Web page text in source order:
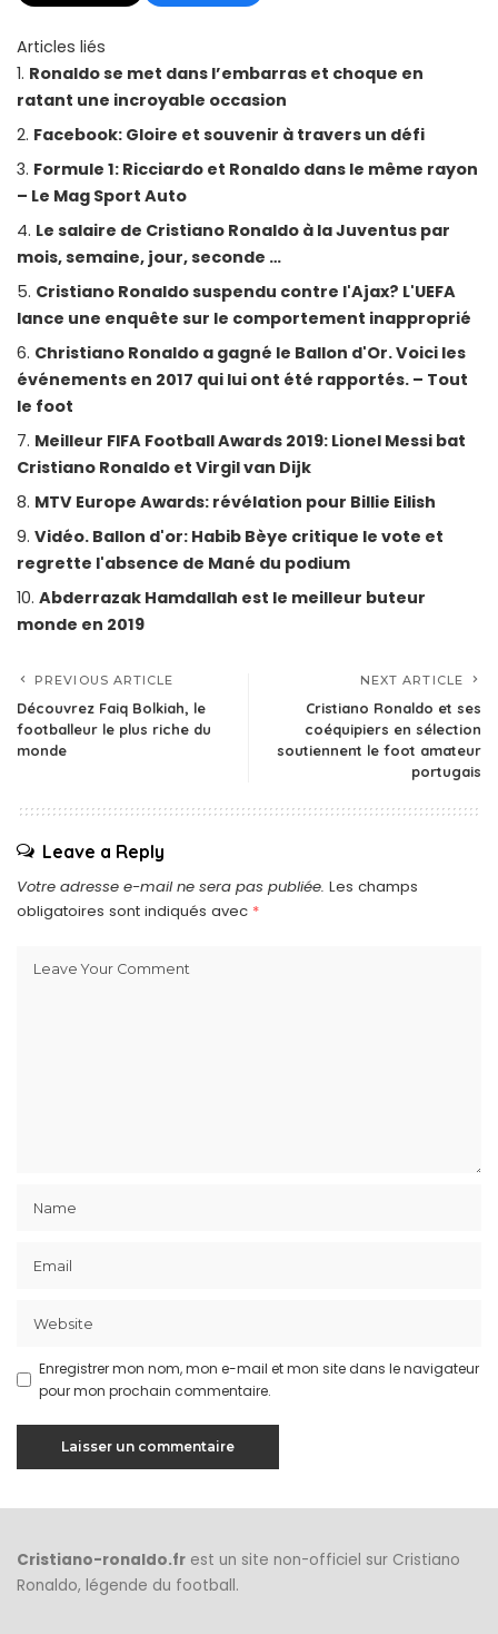
Articles liés
Ronaldo se met dans l’embarras et choque en
ratant une incroyable occasion
Facebook: Gloire et souvenir à travers un défi
Formule 1: Ricciardo et Ronaldo dans le même rayon
– Le Mag Sport Auto
Le salaire de Cristiano Ronaldo à la Juventus par
mois, semaine, jour, seconde …
Cristiano Ronaldo suspendu contre l'Ajax? L'UEFA
lance une enquête sur le comportement inapproprié
Christiano Ronaldo a gagné le Ballon d'Or. Voici les
événements en 2017 qui lui ont été rapportés. – Tout
le foot
Meilleur FIFA Football Awards 2019: Lionel Messi bat
Cristiano Ronaldo et Virgil van Dijk
MTV Europe Awards: révélation pour Billie Eilish
Vidéo. Ballon d'or: Habib Bèye critique le vote et
regrette l'absence de Mané du podium
Abderrazak Hamdallah est le meilleur buteur
monde en 2019
PREVIOUS ARTICLE
Découvrez Faiq Bolkiah, le
footballeur le plus riche du
monde
NEXT ARTICLE
Cristiano Ronaldo et ses
coéquipiers en sélection
soutiennent le foot amateur
portugais
Leave a Reply
Votre adresse e-mail ne sera pas publiée. Les champs
obligatoires sont indiqués avec *
Enregistrer mon nom, mon e-mail et mon site dans le navigateur
pour mon prochain commentaire.
Cristiano-ronaldo.fr est un site non-officiel sur Cristiano
Ronaldo, légende du football.